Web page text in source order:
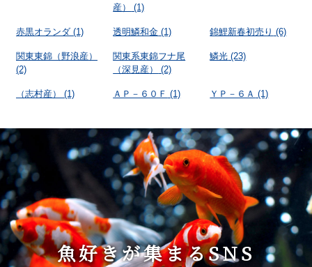
産）
(1)
赤黒オランダ (1) 透明鱗和金 (1) 錦鯉新春初売り (6)
関東東錦（野浪産）
(2)
関東系東錦フナ尾
（深見産）
(2)
鱗光 (23)
（志村産） (1) ＡＰ－６０Ｆ (1) ＹＰ－６Ａ (1)
魚好きが集まるSNS